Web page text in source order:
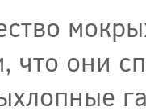
что они